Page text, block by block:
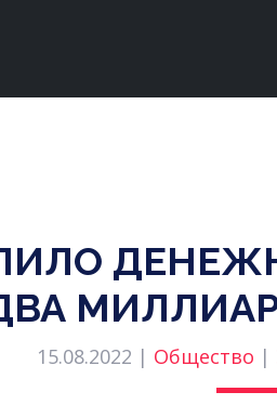
15.08.2022 | Общество |